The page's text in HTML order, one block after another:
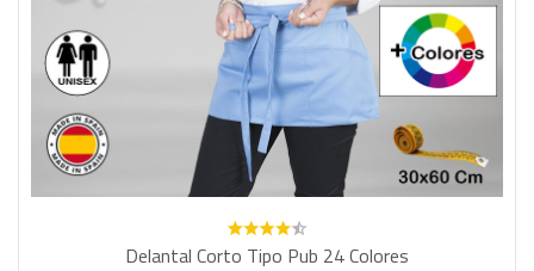
Delantal Corto Tipo Pub 24 Colores